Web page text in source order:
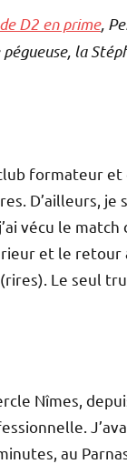
D2 en prime,
la
formateur et
D’ailleurs, je
vécu le
et le retour
Le seul
Nîmes,
au